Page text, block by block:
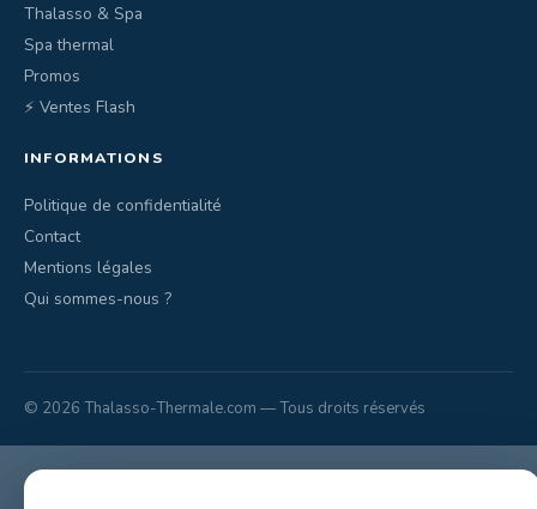
Thalasso & Spa
Spa thermal
Promos
⚡ Ventes Flash
INFORMATIONS
Politique de confidentialité
Contact
Mentions légales
Qui sommes-nous ?
© 2026 Thalasso-Thermale.com — Tous droits réservés